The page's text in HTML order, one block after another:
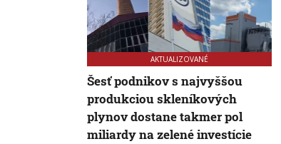
AKTUALIZOVANÉ
Šesť podnikov s najvyššou
produkciou skleníkových
plynov dostane takmer pol
miliardy na zelené investície